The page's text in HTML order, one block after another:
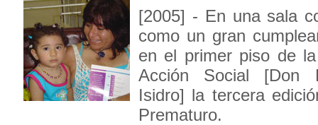
[2005] - En una sala
como un gran
en el primer piso de
Acción Social [Don
Isidro] la tercera
Prematuro.